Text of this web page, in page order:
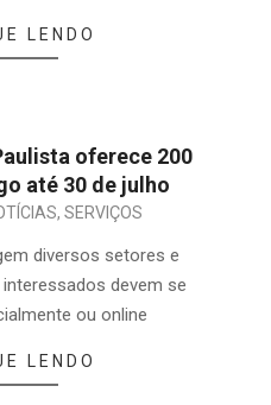
LENDO
oferece 200
até 30 de julho
, SERVIÇOS
diversos setores e
devem se
ou online
LENDO